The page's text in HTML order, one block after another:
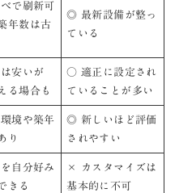
で刷新可
年数は古
◎ 最新設備が整っ
ている
安いが
る場合も
○ 適正に設定され
ていることが多い
境や築年
り
◎ 新しいほど評価
されやすい
自分好み
きる
× カスタマイズは
基本的に不可